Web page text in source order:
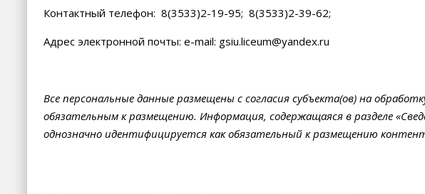
Контактный телефон: 8(3533)2-19-95; 8(3533)2-39-62;
Адрес электронной почты: e-mail: gsiu.liceum@yandex.ru
Все персональные данные размещены с согласия субъекта(ов) на
обязательным к размещению. Информация, содержащаяся в разделе
однозначно идентифицируется как обязательный к размещению